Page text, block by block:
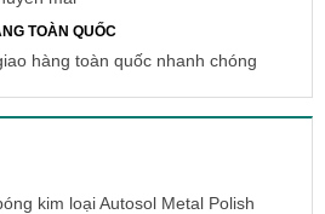
TOÀN QUỐC
hàng toàn quốc nhanh chóng
kim loại Autosol Metal Polish